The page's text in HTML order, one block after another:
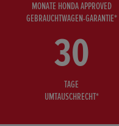
MONATE HONDA APPROVED
GEBRAUCHTWAGEN-GARANTIE*
30
TAGE
UMTAUSCHRECHT*